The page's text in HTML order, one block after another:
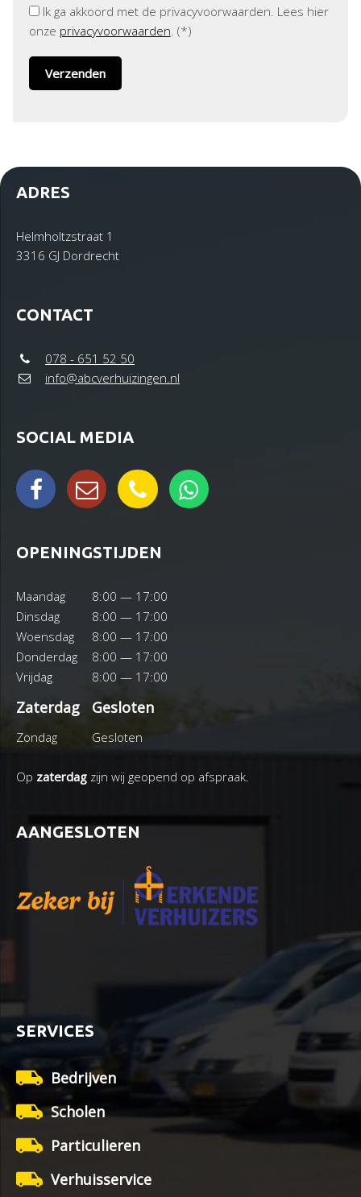
Ik ga akkoord met de privacyvoorwaarden. Lees hier
onze privacyvoorwaarden. (*)
ADRES
Helmholtzstraat 1
3316 GJ Dordrecht
CONTACT
078 - 651 52 50
info@abcverhuizingen.nl
SOCIAL MEDIA
OPENINGSTIJDEN
Maandag
8:00 — 17:00
Dinsdag
8:00 — 17:00
Woensdag
8:00 — 17:00
Donderdag
8:00 — 17:00
Vrijdag
8:00 — 17:00
Zaterdag Gesloten
Zondag Gesloten
Op zaterdag zijn wij geopend op afspraak.
AANGESLOTEN
SERVICES
Bedrijven
Scholen
Particulieren
Verhuisservice